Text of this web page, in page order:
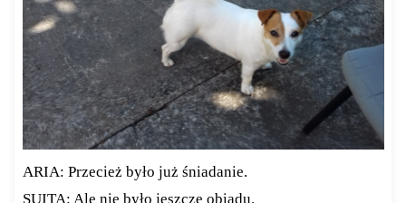
ARIA: Przecież było już śniadanie.
SUITA: Ale nie było jeszcze obiadu.